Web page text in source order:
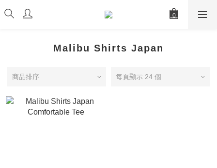
Malibu Shirts Japan
商品排序 每頁顯示 24 個